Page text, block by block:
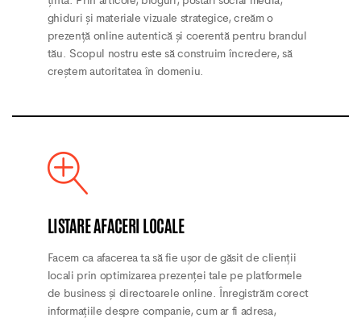
ghiduri și materiale vizuale strategice, creăm o
prezență online autentică și coerentă pentru brandul
tău. Scopul nostru este să construim încredere, să
creștem autoritatea în domeniu.
LISTARE AFACERI LOCALE
Facem ca afacerea ta să fie ușor de găsit de clienții
locali prin optimizarea prezenței tale pe platformele
de business și directoarele online. Înregistrăm corect
informațiile despre companie, cum ar fi adresa,